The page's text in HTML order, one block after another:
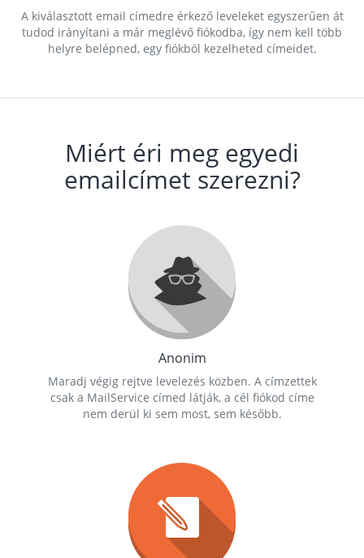
A kiválasztott email címedre érkező leveleket egyszerűen át
tudod irányítani a már meglévő fiókodba, így nem kell több
helyre belépned, egy fiókból kezelheted címeidet.
Miért éri meg egyedi
emailcímet szerezni?
Anonim
Maradj végig rejtve levelezés közben. A címzettek
csak a MailService címed látják, a cél fiókod címe
nem derül ki sem most, sem később.